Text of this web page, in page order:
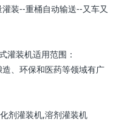
装--重桶自动输送--又车又
灌装机适用范围：
、环保和医药等领域有广